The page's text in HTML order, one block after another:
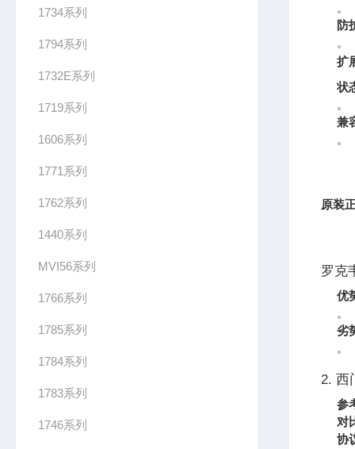
1734系列
1794系列
1732E系列
1719系列
1606系列
1771系列
1762系列
1440系列
MVI56系列
1766系列
1785系列
1784系列
1783系列
1746系列
。
防
。
扩
状
。
兼
。
原装
罗克
优
。
劣
。
2. 西
参
对
协